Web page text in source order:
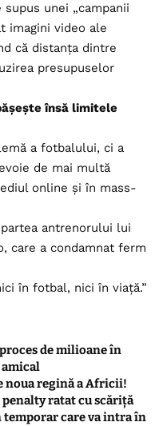
unei „campanii
imagini video ale
că distanța dintre
presupuselor
însă limitele
a fotbalului, ci a
de mai multă
online și în mass-
antrenorului lui
care a condamnat ferm
în fotbal, nici în viață.”
de milioane în
amical
noua regină a Africii!
ratat cu scăriță
care va intra în